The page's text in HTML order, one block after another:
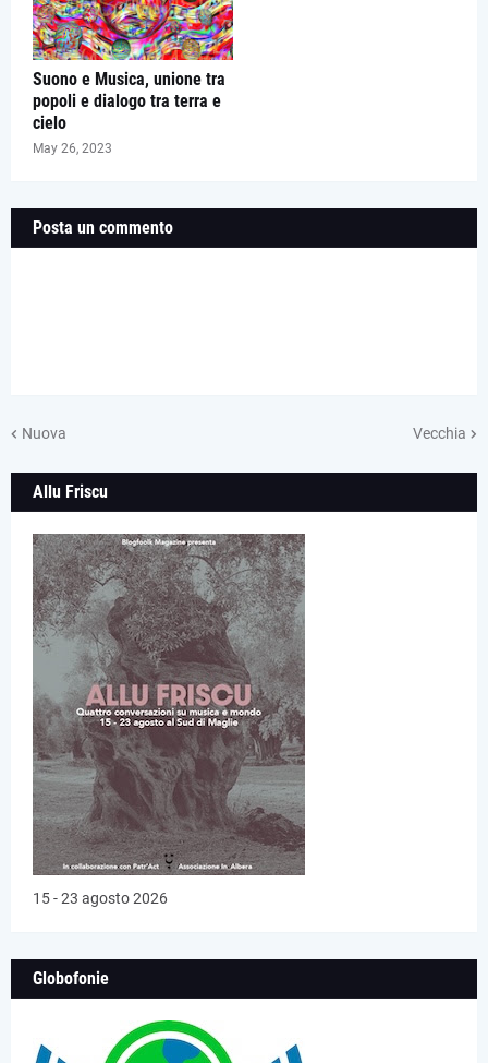
Suono e Musica, unione tra
popoli e dialogo tra terra e
cielo
May 26, 2023
Posta un commento
Nuova Vecchia
Allu Friscu
15 - 23 agosto 2026
Globofonie